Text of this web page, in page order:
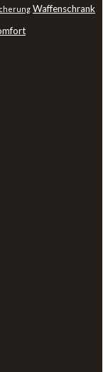
Waffenschrank